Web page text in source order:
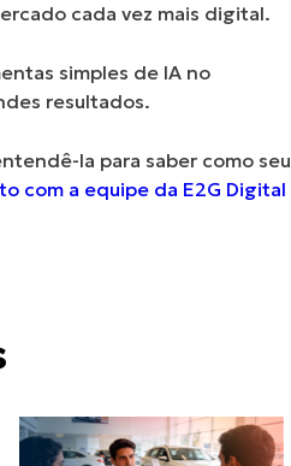
cada vez mais digital.
simples de IA no
resultados.
la para saber como seu
com a equipe da E2G Digital